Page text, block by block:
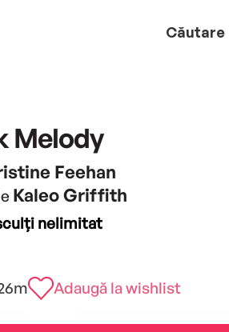
Căutare
Melody
Feehan
Kaleo Griffith
nelimitat
Adaugă la wishlist